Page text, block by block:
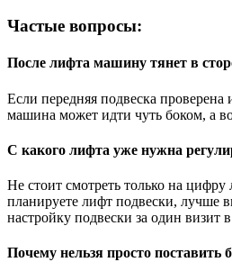
Частые вопросы:
После лифта машину тянет в
Если передняя подвеска
машина может идти чуть боком, а
С какого лифта уже нужна
Не стоит смотреть только на
планируете лифт подвески, лучше
настройку подвески за один визит
Почему нельзя просто поставить